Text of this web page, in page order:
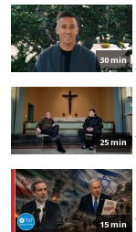
30 min
25 min
15 min